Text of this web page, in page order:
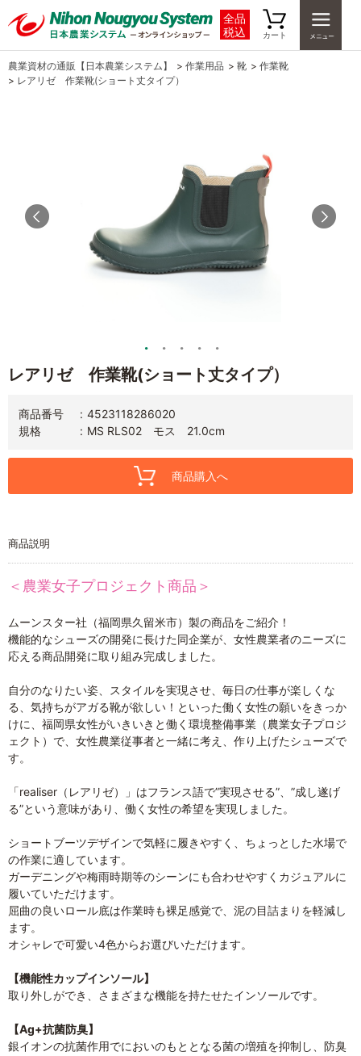
全品
税込
カート
農業資材の通販【日本農業システム】 > 作業用品 > 靴 > 作業靴
> レアリゼ 作業靴(ショート丈タイプ）
レアリゼ 作業靴(ショート丈タイプ）
商品番号
4523118286020
規格
MS RLS02 モス 21.0cm
商品購入へ
商品説明
＜農業女子プロジェクト商品＞
ムーンスター社（福岡県久留米市）製の商品をご紹介！
機能的なシューズの開発に長けた同企業が、女性農業者のニーズに
応える商品開発に取り組み完成しました。
自分のなりたい姿、スタイルを実現させ、毎日の仕事が楽しくな
る、気持ちがアガる靴が欲しい！といった働く女性の願いをきっか
けに、福岡県女性がいきいきと働く環境整備事業（農業女子プロジ
ェクト）で、女性農業従事者と一緒に考え、作り上げたシューズで
す。
「realiser（レアリゼ）」はフランス語で”実現させる”、”成し遂げ
る”という意味があり、働く女性の希望を実現しました。
ショートブーツデザインで気軽に履きやすく、ちょっとした水場で
の作業に適しています。
ガーデニングや梅雨時期等のシーンにも合わせやすくカジュアルに
履いていただけます。
屈曲の良いロール底は作業時も裸足感覚で、泥の目詰まりを軽減し
ます。
オシャレで可愛い4色からお選びいただけます。
【機能性カップインソール】
取り外しができ、さまざまな機能を持たせたインソールです。
【Ag+抗菌防臭】
銀イオンの抗菌作用でにおいのもととなる菌の増殖を抑制し、防臭